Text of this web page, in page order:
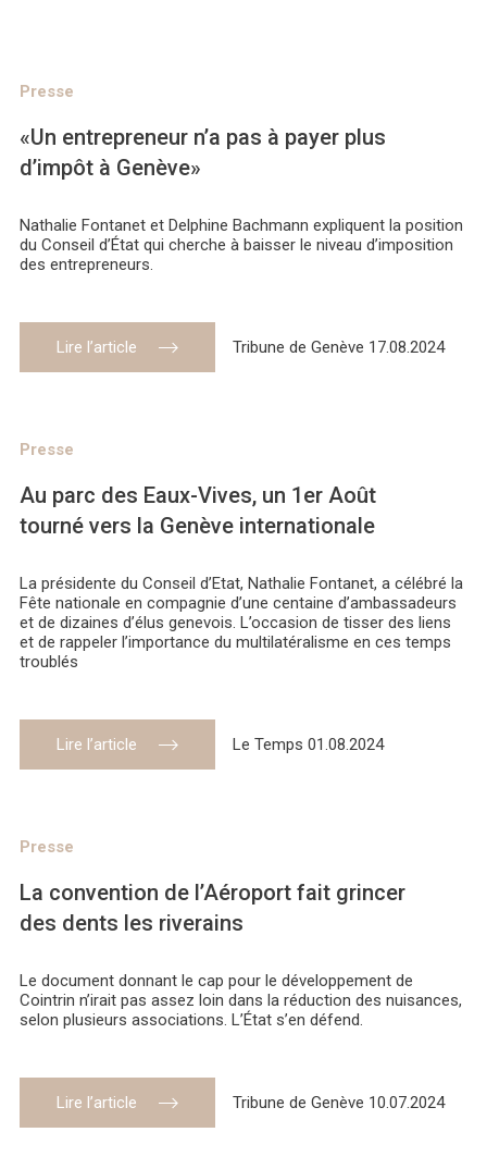
Presse
«Un entrepreneur n’a pas à payer plus
d’impôt à Genève»
Nathalie Fontanet et Delphine Bachmann expliquent la position
du Conseil d’État qui cherche à baisser le niveau d’imposition
des entrepreneurs.
Lire l’article Tribune de Genève 17.08.2024
Presse
Au parc des Eaux-Vives, un 1er Août
tourné vers la Genève internationale
La présidente du Conseil d’Etat, Nathalie Fontanet, a célébré la
Fête nationale en compagnie d’une centaine d’ambassadeurs
et de dizaines d’élus genevois. L’occasion de tisser des liens
et de rappeler l’importance du multilatéralisme en ces temps
troublés
Lire l’article Le Temps 01.08.2024
Presse
La convention de l’Aéroport fait grincer
des dents les riverains
Le document donnant le cap pour le développement de
Cointrin n’irait pas assez loin dans la réduction des nuisances,
selon plusieurs associations. L’État s’en défend.
Lire l’article Tribune de Genève 10.07.2024